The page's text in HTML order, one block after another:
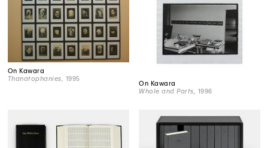
On Kawara
Thanatophanies , 1995
On Kawara
Whole and Parts , 1996